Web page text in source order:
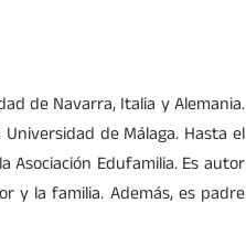
de Navarra, Italia y Alemania.
de Málaga. Hasta el
Asociación Edufamilia. Es autor
y la familia. Además, es padre